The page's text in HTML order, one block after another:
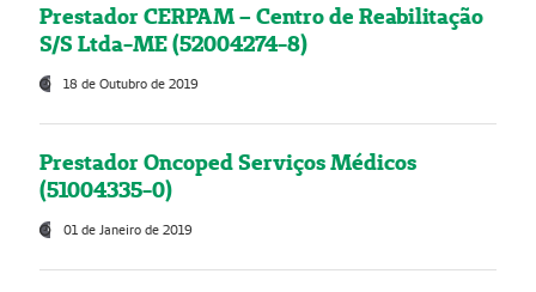
Prestador CERPAM – Centro de Reabilitação
S/S Ltda-ME (52004274-8)
18 de Outubro de 2019
Prestador Oncoped Serviços Médicos
(51004335-0)
01 de Janeiro de 2019